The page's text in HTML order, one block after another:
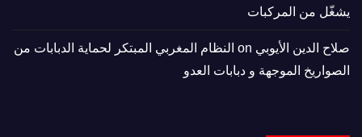
يشغّل من المركبات
صلاح الدين الأيوبي
النظام المغربي المبتكر لحماية الدبابات من
الصواريخ الموجهة و دبابات العدو